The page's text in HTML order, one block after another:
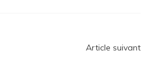
Article suivant